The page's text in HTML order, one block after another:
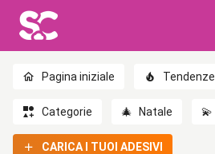
Pagina iniziale Tendenze
Categorie 🎄 Natale 💫
CARICA I TUOI ADESIVI